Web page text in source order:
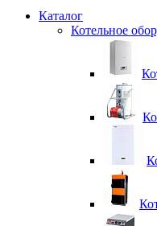
Каталог
Котельное